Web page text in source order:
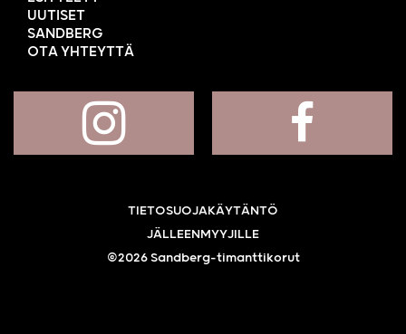
UUTISET
SANDBERG
OTA YHTEYTTÄ
TIETOSUOJAKÄYTÄNTÖ
JÄLLEENMYYJILLE
©2026 Sandberg-timanttikorut